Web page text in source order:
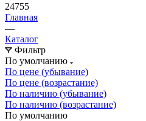
24755
Главная
—
Каталог
Фильтр
По умолчанию
По цене (убывание)
По цене (возрастание)
По наличию (убывание)
По наличию (возрастание)
По умолчанию